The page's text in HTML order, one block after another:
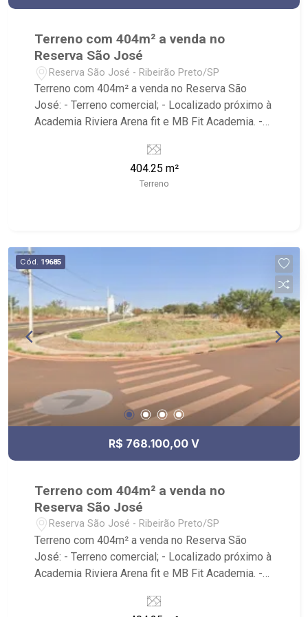
Terreno com 404m² a venda no
Reserva São José
Reserva São José - Ribeirão Preto/SP
Terreno com 404m² a venda no Reserva São
José: - Terreno comercial; - Localizado próximo à
Academia Riviera Arena fit e MB Fit Academia. -
locação. - Sinta-se em casa na Ribeirão Imóveis,
afinal Somos e Vivemos Ribeirão: - funcionários
capacitados; - processos rápidos e eficientes; -
Ribeirão Imóveis - sede na Av. Professor João
Fiusa;
404.25 m²
Terreno
Cód. 19685
R$ 768.100,00 V
Terreno com 404m² a venda no
Reserva São José
Reserva São José - Ribeirão Preto/SP
Terreno com 404m² a venda no Reserva São
José: - Terreno comercial; - Localizado próximo à
Academia Riviera Arena fit e MB Fit Academia. -
locação. - Sinta-se em casa na Ribeirão Imóveis,